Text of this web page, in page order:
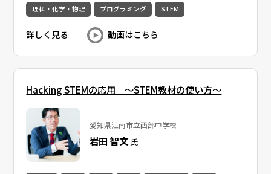
理科・化学・物理 プログラミング STEM
詳しく見る 動画はこちら
Hacking STEMの応用 〜STEM教材の使い方〜
愛知県江南市立西部中学校
岩田 智文 氏